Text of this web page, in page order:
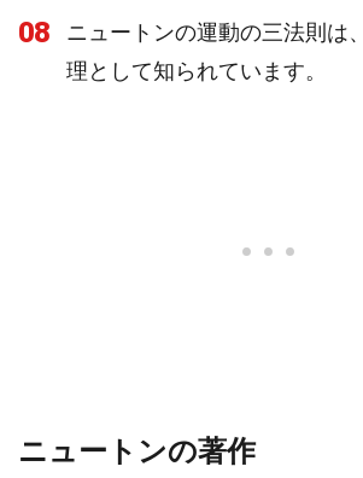
08
ニュートンの運動の三法則は
理として知られています。
ニュートンの著作